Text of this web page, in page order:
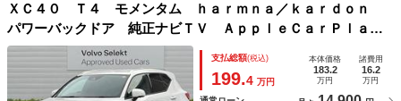
ＸＣ４０ Ｔ４ モメンタム ｈａｒｍｎａ／ｋａｒｄｏｎ
パワーバックドア 純正ナビＴＶ ＡｐｐｌｅＣａｒＰｌａ
ｙ 全周囲カメラ アダプティブクルーズコントロール パワ
ーシート キーレスエントリー 純正１８インチＡＷ ＥＴ
Ｃ 禁煙
支払総額(税込)
199.4 万円
本体価格
183.2
万円
諸費用
16.2
万円